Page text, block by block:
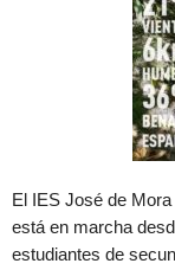
El IES José de
está en marcha
estudiantes de